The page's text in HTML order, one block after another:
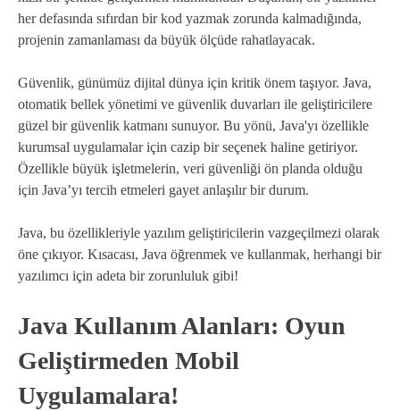
her defasında sıfırdan bir kod yazmak zorunda kalmadığında,
projenin zamanlaması da büyük ölçüde rahatlayacak.
Güvenlik, günümüz dijital dünya için kritik önem taşıyor. Java,
otomatik bellek yönetimi ve güvenlik duvarları ile geliştiricilere
güzel bir güvenlik katmanı sunuyor. Bu yönü, Java'yı özellikle
kurumsal uygulamalar için cazip bir seçenek haline getiriyor.
Özellikle büyük işletmelerin, veri güvenliği ön planda olduğu
için Java’yı tercih etmeleri gayet anlaşılır bir durum.
Java, bu özellikleriyle yazılım geliştiricilerin vazgeçilmezi olarak
öne çıkıyor. Kısacası, Java öğrenmek ve kullanmak, herhangi bir
yazılımcı için adeta bir zorunluluk gibi!
Java Kullanım Alanları: Oyun
Geliştirmeden Mobil
Uygulamalara!